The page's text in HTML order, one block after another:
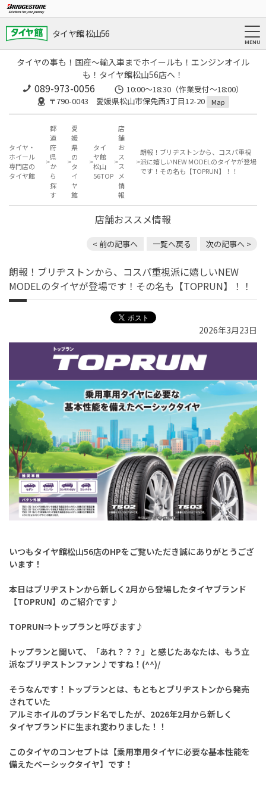
タイヤ館 松山56
タイヤの事も！国産～輸入車までホイールも！エンジンオイル
も！タイヤ館松山56店へ！
089-973-0056
10:00～18:30（作業受付～18:00）
〒790-0043 愛媛県松山市保免西3丁目12-20
Map
タイヤ・
ホイール
専門店の
タイヤ館
都
道
府
県
か
ら
探
す
愛
媛
県
の
タ
イ
ヤ
館
タイ
ヤ館
松山
56TOP
店
舗
お
ス
ス
メ
情
報
朗報！ブリヂストンから、コスパ重視
派に嬉しいNEW MODELのタイヤが登場
です！その名も【TOPRUN】！！
店舗おススメ情報
< 前の記事へ 一覧へ戻る 次の記事へ >
朗報！ブリヂストンから、コスパ重視派に嬉しいNEW
MODELのタイヤが登場です！その名も【TOPRUN】！！
2026年3月23日
いつもタイヤ館松山56店のHPをご覧いただき誠にありがとうござ
います！
本日はブリヂストンから新しく2月から登場したタイヤブランド
【TOPRUN】のご紹介です♪
TOPRUN⇒トップランと呼びます♪
トップランと聞いて、「あれ？？？」と感じたあなたは、もう立
派なブリヂストンファン♪ですね！(^^)/
そうなんです！トップランとは、もともとブリヂストンから発売
されていた
アルミホイルのブランド名でしたが、2026年2月から新しく
タイヤブランドに生まれ変わりました！！
このタイヤのコンセプトは【乗用車用タイヤに必要な基本性能を
備えたベーシックタイヤ】です！